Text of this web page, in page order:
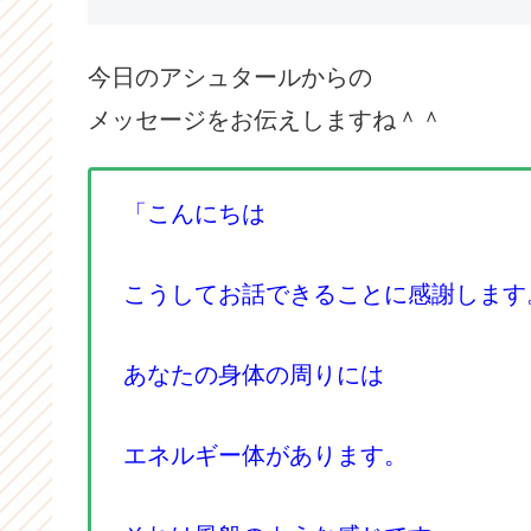
今日のアシュタールからの
メッセージをお伝えしますね＾＾
「こんにちは
こうしてお話できることに感謝しま
あなたの身体の周りには
エネルギー体があります。